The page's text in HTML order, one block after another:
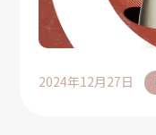
2024年12月27日